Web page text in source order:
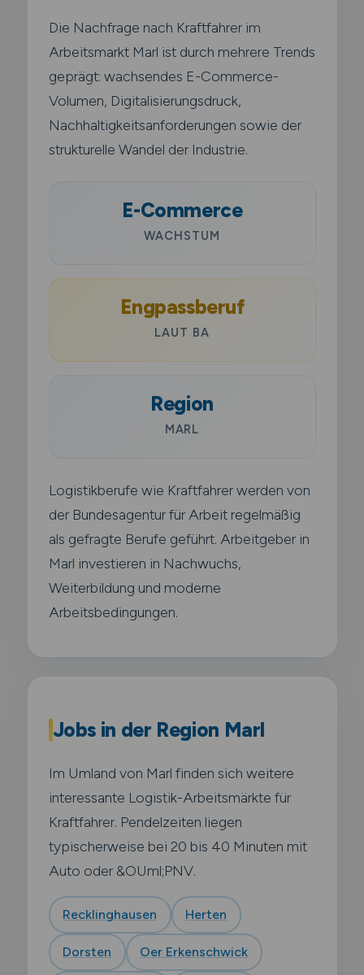
Die Nachfrage nach Kraftfahrer im
Arbeitsmarkt Marl ist durch mehrere Trends
geprägt: wachsendes E-Commerce-
Volumen, Digitalisierungsdruck,
Nachhaltigkeitsanforderungen sowie der
strukturelle Wandel der Industrie.
E-Commerce
WACHSTUM
Engpassberuf
LAUT BA
Region
MARL
Logistikberufe wie Kraftfahrer werden von
der Bundesagentur für Arbeit regelmäßig
als gefragte Berufe geführt. Arbeitgeber in
Marl investieren in Nachwuchs,
Weiterbildung und moderne
Arbeitsbedingungen.
Jobs in der Region Marl
Im Umland von Marl finden sich weitere
interessante Logistik-Arbeitsmärkte für
Kraftfahrer. Pendelzeiten liegen
typischerweise bei 20 bis 40 Minuten mit
Auto oder &OUml;PNV.
Recklinghausen Herten
Dorsten Oer Erkenschwick